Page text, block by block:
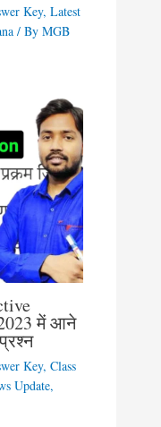
Key, Latest
/ By MGB
2023 में आने
Key, Class
Update,